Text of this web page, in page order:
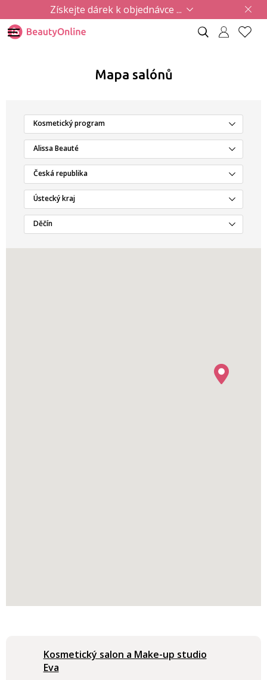
Získejte dárek k objednávce ...
Mapa salónů
Kosmetický program
Alissa Beauté
Česká republika
Ústecký kraj
Děčín
Kosmetický salon a Make-up studio
Eva